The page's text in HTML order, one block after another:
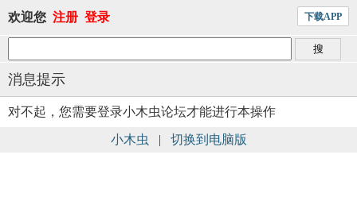
欢迎您 注册 登录 下载APP
消息提示
对不起，您需要登录小木虫论坛才能进行本操作
小木虫 | 切换到电脑版